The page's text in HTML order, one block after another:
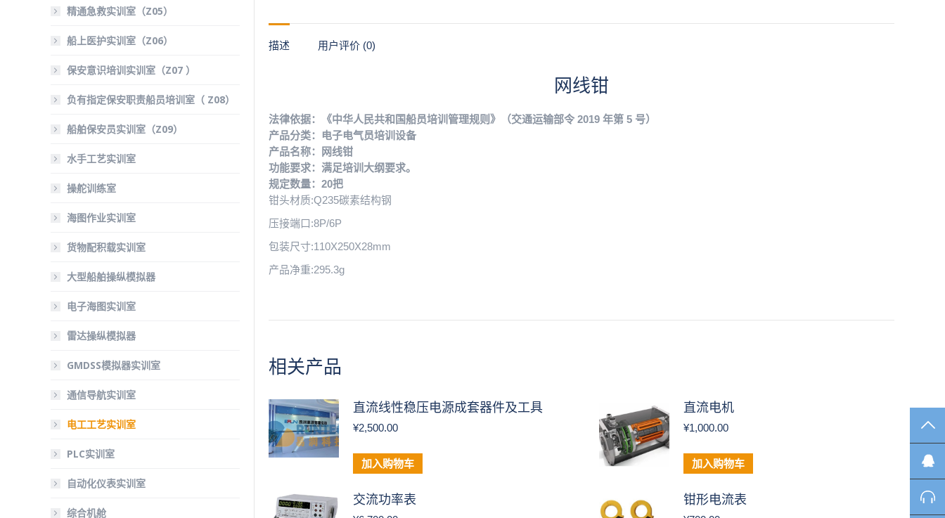
描述 用户评价 (0)
网线钳
法律依据：《中华人民共和国船员培训管理规则》（交通运输部令 2019 年第 5 号）
产品分类：电子电气员培训设备
产品名称：网线钳
功能要求：满足培训大纲要求。
规定数量：20把
钳头材质:Q235碳素结构钢
压接端口:8P/6P
包装尺寸:110X250X28mm
产品净重:295.3g
相关产品
直流线性稳压电源成套器件及工具
¥2,500.00
加入购物车
直流电机
¥1,000.00
加入购物车
交流功率表 钳形电流表
精通急救实训室（Z05）
船上医护实训室（Z06）
保安意识培训实训室（Z07 ）
负有指定保安职责船员培训室（ Z08）
船舶保安员实训室（Z09）
水手工艺实训室
操舵训练室
海图作业实训室
货物配积载实训室
大型船舶操纵模拟器
电子海图实训室
雷达操纵模拟器
GMDSS模拟器实训室
通信导航实训室
电工工艺实训室
PLC实训室
自动化仪表实训室
综合机舱